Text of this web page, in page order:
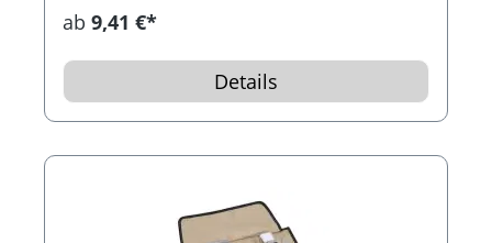
ab 9,41 €*
Details